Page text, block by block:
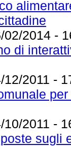
02/2014 -
di
12/2011 -
10/2011 -
sugli